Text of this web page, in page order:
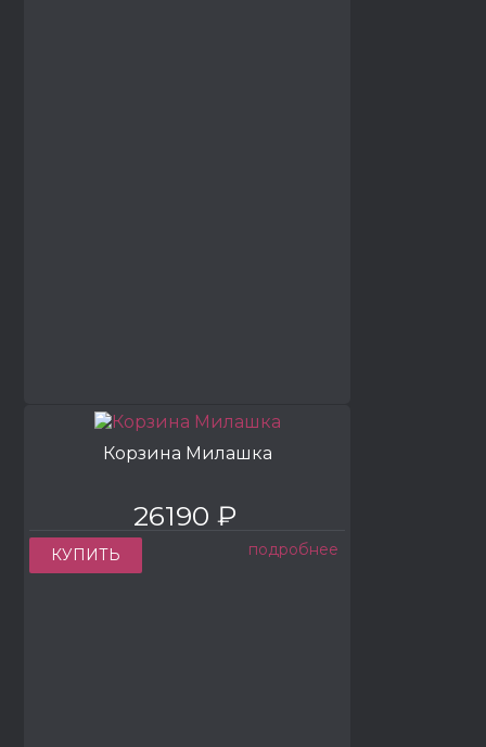
Корзина Милашка
26190 ₽
КУПИТЬ подробнее